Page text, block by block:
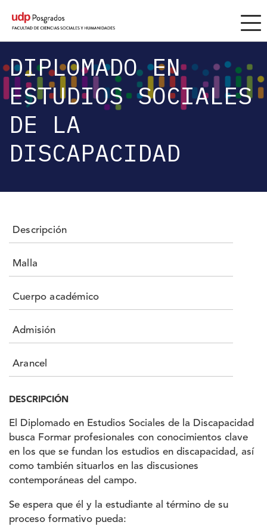
DIPLOMADOS
DIPLOMADO EN
ESTUDIOS SOCIALES
DE LA
DISCAPACIDAD
Descripción
Malla
Cuerpo académico
Admisión
Arancel
DESCRIPCIÓN
El Diplomado en Estudios Sociales de la Discapacidad
busca Formar profesionales con conocimientos clave
en los que se fundan los estudios en discapacidad, así
como también situarlos en las discusiones
contemporáneas del campo.
Se espera que él y la estudiante al término de su
proceso formativo pueda: